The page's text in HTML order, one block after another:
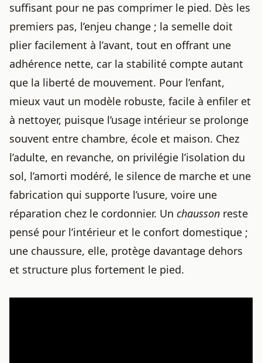
suffisant pour ne pas comprimer le pied. Dès les
premiers pas, l’enjeu change ; la semelle doit
plier facilement à l’avant, tout en offrant une
adhérence nette, car la stabilité compte autant
que la liberté de mouvement. Pour l’enfant,
mieux vaut un modèle robuste, facile à enfiler et
à nettoyer, puisque l’usage intérieur se prolonge
souvent entre chambre, école et maison. Chez
l’adulte, en revanche, on privilégie l’isolation du
sol, l’amorti modéré, le silence de marche et une
fabrication qui supporte l’usure, voire une
réparation chez le cordonnier. Un chausson reste
pensé pour l’intérieur et le confort domestique ;
une chaussure, elle, protège davantage dehors
et structure plus fortement le pied.